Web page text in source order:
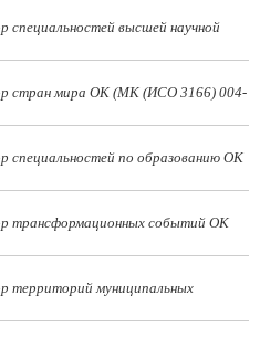
специальностей высшей научной
стран мира ОК (МК (ИСО 3166) 004-
специальностей по образованию ОК
трансформационных событий ОК
территорий муниципальных